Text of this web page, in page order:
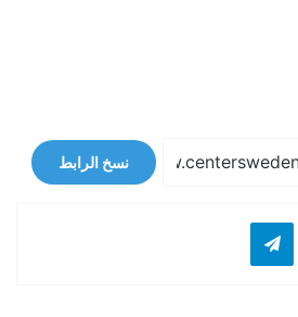
نسخ الرابط
واتساب